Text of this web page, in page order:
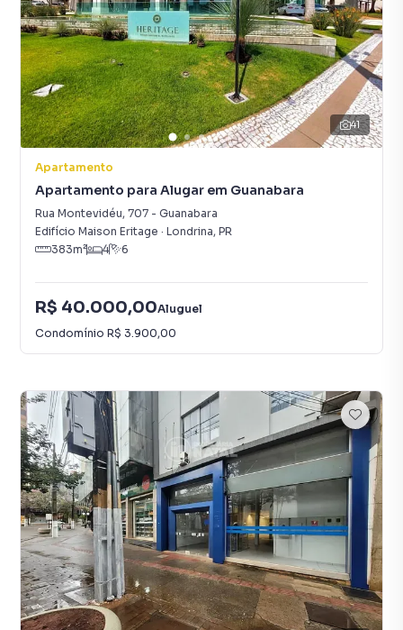
41
Apartamento
Apartamento para Alugar em Guanabara
Rua Montevidéu, 707 - Guanabara
Edifício Maison Eritage · Londrina, PR
383m² 4 6
R$ 40.000,00Aluguel
Condomínio R$ 3.900,00